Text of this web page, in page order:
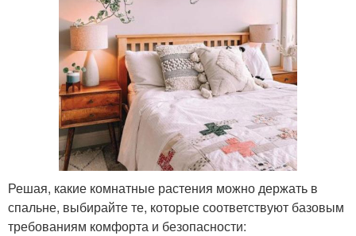
Решая, какие комнатные растения можно держать в
спальне, выбирайте те, которые соответствуют базовым
требованиям комфорта и безопасности: